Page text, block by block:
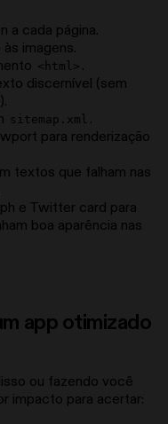
a cada página.
imagens.
<html> .
discernível (sem
sitemap.xml
.
para renderização
textos que falham nas
e Twitter card para
boa aparência nas
app otimizado
ou fazendo você
impacto para acertar: